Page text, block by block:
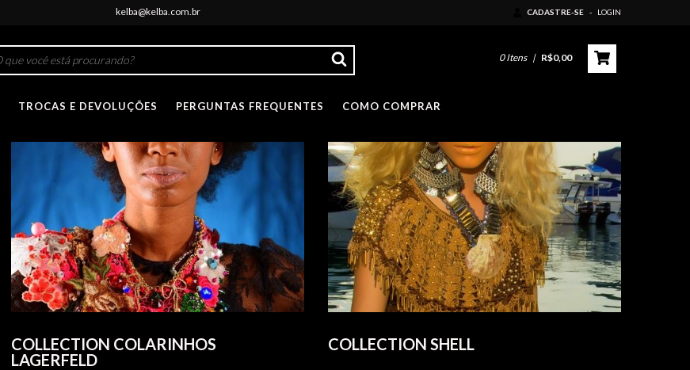
kelba@kelba.com.br CADASTRE-SE - LOGIN
0Itens | R$0,00
TROCAS E DEVOLUÇÕES PERGUNTAS FREQUENTES COMO COMPRAR
COLLECTION COLARINHOS
LAGERFELD
COLLECTION SHELL